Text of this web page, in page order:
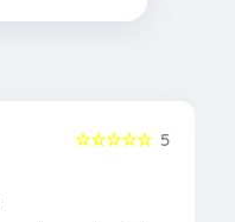
5
☆☆☆☆☆